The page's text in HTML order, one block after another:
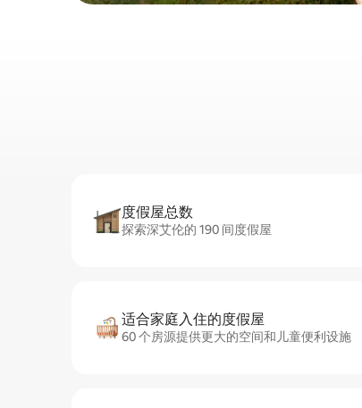
度假屋总数
探索深艾伦的 190 间度假屋
适合家庭入住的度假屋
60 个房源提供更大的空间和儿童便利设施